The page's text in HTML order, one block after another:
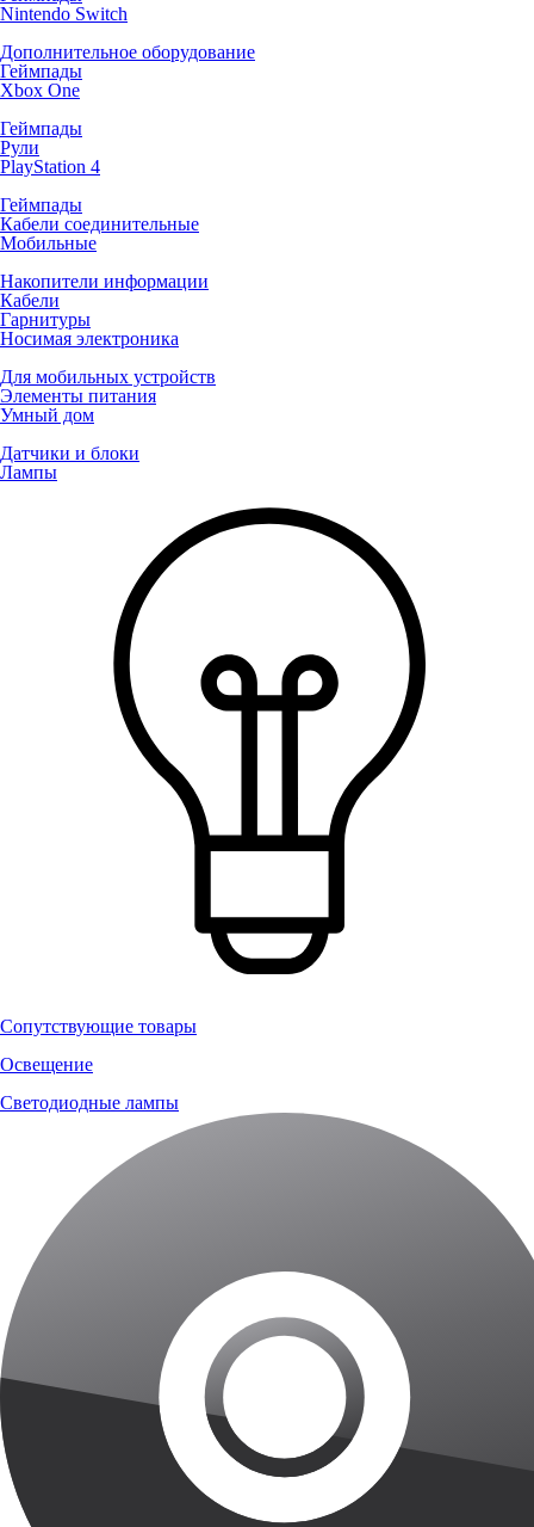
Nintendo Switch
Дополнительное оборудование
Геймпады
Xbox One
Геймпады
Рули
PlayStation 4
Геймпады
Кабели соединительные
Мобильные
Накопители информации
Кабели
Гарнитуры
Носимая электроника
Для мобильных устройств
Элементы питания
Умный дом
Датчики и блоки
Лампы
Сопутствующие товары
Освещение
Светодиодные лампы